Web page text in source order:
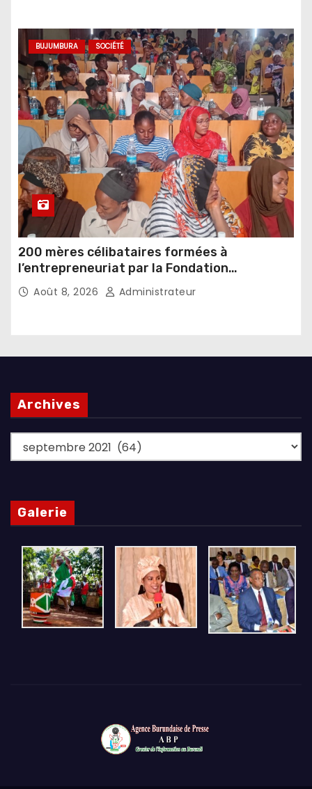
BUJUMBURA SOCIÉTÉ
200 mères célibataires formées à
l’entrepreneuriat par la Fondation
Umugiraneza et l’OPDD
Août 8, 2026 Administrateur
Archives
Archives
Galerie